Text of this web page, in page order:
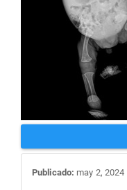
Publicado: may 2, 2024